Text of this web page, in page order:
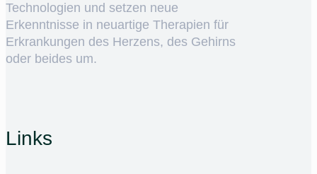
Technologien und setzen neue
Erkenntnisse in neuartige Therapien für
Erkrankungen des Herzens, des Gehirns
oder beides um.
Links